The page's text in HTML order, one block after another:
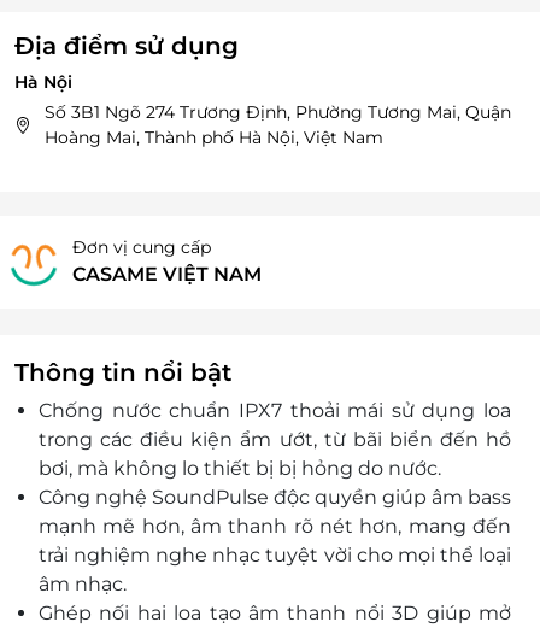
Địa điểm sử dụng
Hà Nội
Số 3B1 Ngõ 274 Trương Định, Phường Tương Mai, Quận
Hoàng Mai, Thành phố Hà Nội, Việt Nam
Đơn vị cung cấp
CASAME VIỆT NAM
Thông tin nổi bật
Chống nước chuẩn IPX7 thoải mái sử dụng loa
trong các điều kiện ẩm ướt, từ bãi biển đến hồ
bơi, mà không lo thiết bị bị hỏng do nước.
Công nghệ SoundPulse độc quyền giúp âm bass
mạnh mẽ hơn, âm thanh rõ nét hơn, mang đến
trải nghiệm nghe nhạc tuyệt vời cho mọi thể loại
âm nhạc.
Ghép nối hai loa tạo âm thanh nổi 3D giúp mở